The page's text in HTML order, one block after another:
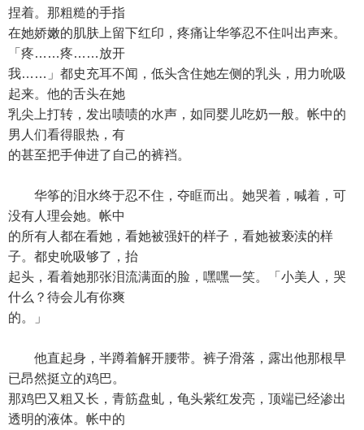
捏着。那粗糙的手指
在她娇嫩的肌肤上留下红印，疼痛让华筝忍不住叫出声来。
「疼……疼……放开
我……」都史充耳不闻，低头含住她左侧的乳头，用力吮吸
起来。他的舌头在她
乳尖上打转，发出啧啧的水声，如同婴儿吃奶一般。帐中的
男人们看得眼热，有
的甚至把手伸进了自己的裤裆。
华筝的泪水终于忍不住，夺眶而出。她哭着，喊着，可
没有人理会她。帐中
的所有人都在看她，看她被强奸的样子，看她被亵渎的样
子。都史吮吸够了，抬
起头，看着她那张泪流满面的脸，嘿嘿一笑。「小美人，哭
什么？待会儿有你爽
的。」
他直起身，半蹲着解开腰带。裤子滑落，露出他那根早
已昂然挺立的鸡巴。
那鸡巴又粗又长，青筋盘虬，龟头紫红发亮，顶端已经渗出
透明的液体。帐中的